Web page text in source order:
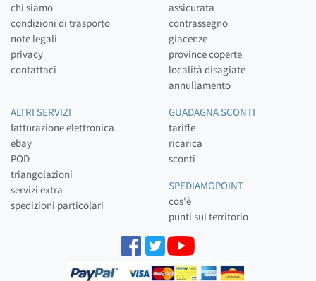
chi siamo
condizioni di trasporto
note legali
privacy
contattaci
assicurata
contrassegno
giacenze
province coperte
località disagiate
annullamento
ALTRI SERVIZI
fatturazione elettronica
ebay
POD
triangolazioni
servizi extra
spedizioni particolari
GUADAGNA SCONTI
tariffe
ricarica
sconti
SPEDIAMOPOINT
cos'è
punti sul territorio